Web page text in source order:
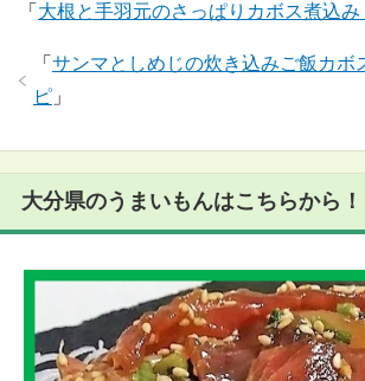
「 大根と手羽元のさっぱりカボス煮込
「 サンマとしめじの炊き込みご飯カボ
ピ 」
大分県のうまいもんはこちらから！